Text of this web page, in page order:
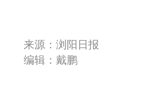
来源：浏阳日报
编辑：戴鹏